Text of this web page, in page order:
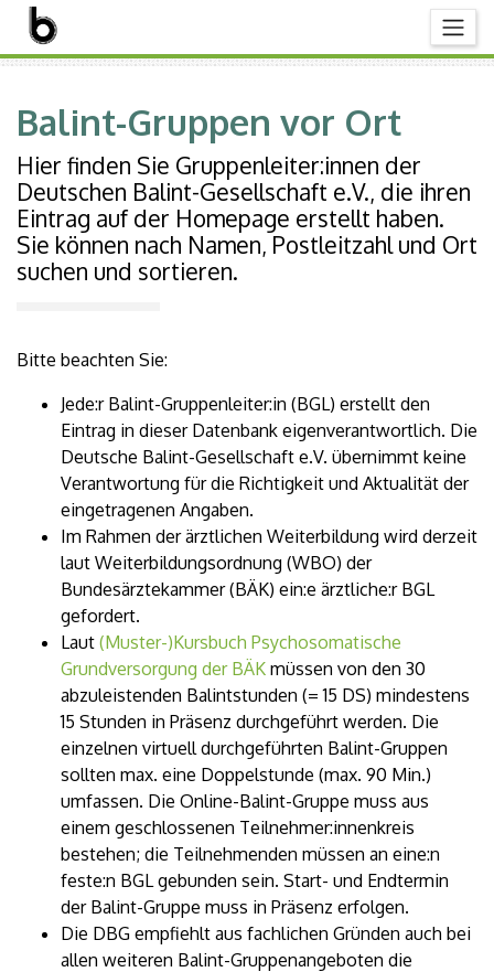
Balint-Gruppen vor Ort
Hier finden Sie Gruppenleiter:innen der
Deutschen Balint-Gesellschaft e.V., die ihren
Eintrag auf der Homepage erstellt haben.
Sie können nach Namen, Postleitzahl und Ort
suchen und sortieren.
Bitte beachten Sie:
Jede:r Balint-Gruppenleiter:in (BGL) erstellt den
Eintrag in dieser Datenbank eigenverantwortlich. Die
Deutsche Balint-Gesellschaft e.V. übernimmt keine
Verantwortung für die Richtigkeit und Aktualität der
eingetragenen Angaben.
Im Rahmen der ärztlichen Weiterbildung wird derzeit
laut Weiterbildungsordnung (WBO) der
Bundesärztekammer (BÄK) ein:e ärztliche:r BGL
gefordert.
Laut (Muster-)Kursbuch Psychosomatische
Grundversorgung der BÄK müssen von den 30
abzuleistenden Balintstunden (= 15 DS) mindestens
15 Stunden in Präsenz durchgeführt werden. Die
einzelnen virtuell durchgeführten Balint-Gruppen
sollten max. eine Doppelstunde (max. 90 Min.)
umfassen. Die Online-Balint-Gruppe muss aus
einem geschlossenen Teilnehmer:innenkreis
bestehen; die Teilnehmenden müssen an eine:n
feste:n BGL gebunden sein. Start- und Endtermin
der Balint-Gruppe muss in Präsenz erfolgen.
Die DBG empfiehlt aus fachlichen Gründen auch bei
allen weiteren Balint-Gruppenangeboten die